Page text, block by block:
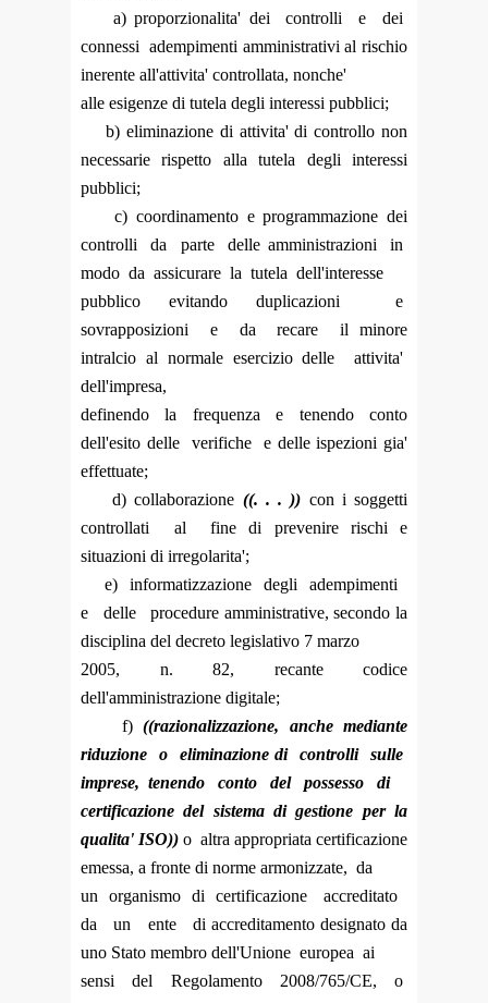
a) proporzionalita' dei controlli e dei
connessi adempimenti amministrativi al rischio
inerente all'attivita' controllata, nonche'
alle esigenze di tutela degli interessi pubblici;
b) eliminazione di attivita' di controllo non
necessarie rispetto alla tutela degli interessi
pubblici;
c) coordinamento e programmazione dei
controlli da parte delle amministrazioni in
modo da assicurare la tutela dell'interesse
pubblico evitando duplicazioni e
sovrapposizioni e da recare il minore
intralcio al normale esercizio delle attivita'
dell'impresa,
definendo la frequenza e tenendo conto
dell'esito delle verifiche e delle ispezioni gia'
effettuate;
d) collaborazione ((. . . )) con i soggetti
controllati al fine di prevenire rischi e
situazioni di irregolarita';
e) informatizzazione degli adempimenti
e delle procedure amministrative, secondo la
disciplina del decreto legislativo 7 marzo
2005, n. 82, recante codice
dell'amministrazione digitale;
f)((razionalizzazione, anche mediante
riduzione o eliminazione di controlli sulle
imprese, tenendo conto del possesso di
certificazione del sistema di gestione per la
qualita' ISO)) o altra appropriata certificazione
emessa, a fronte di norme armonizzate, da
un organismo di certificazione accreditato
da un ente di accreditamento designato da
uno Stato membro dell'Unione europea ai
sensi del Regolamento 2008/765/CE, o